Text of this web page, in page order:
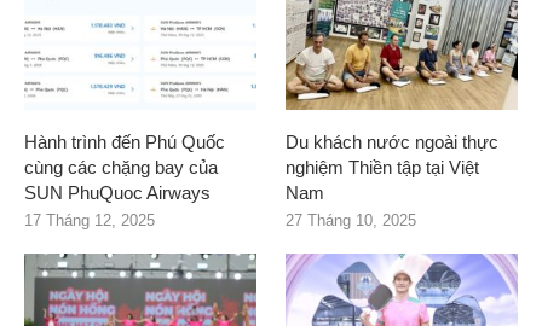
Hành trình đến Phú Quốc
cùng các chặng bay của
SUN PhuQuoc Airways
17 Tháng 12, 2025
Du khách nước ngoài thực
nghiệm Thiền tập tại Việt
Nam
27 Tháng 10, 2025